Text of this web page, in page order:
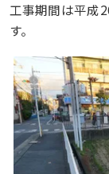
工事期間は平成
す。